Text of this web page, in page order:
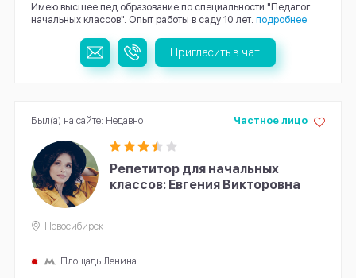
Имею высшее пед.образование по специальности "Педагог
начальных классов". Опыт работы в саду 10 лет. подробнее
Пригласить в чат
Репетитор для начальных
классов: Евгения Викторовна
Частное лицо
Новосибирск
Площадь Ленина
Был(а) на сайте: Недавно